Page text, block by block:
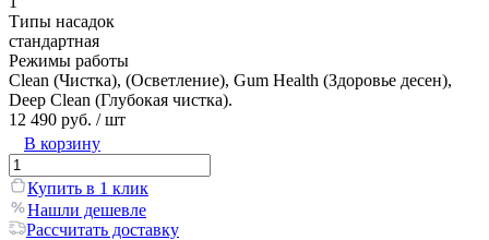
Типы насадок
стандартная
Режимы работы
Clean (Чистка), (Осветление), Gum Health (Здоровье десен),
Deep Clean (Глубокая чистка).
12 490 руб. / шт
В корзину
Купить в 1 клик
Нашли дешевле
Рассчитать доставку